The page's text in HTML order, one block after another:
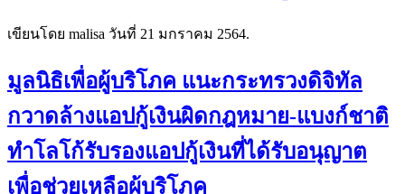
เขียนโดย malisa วันที่ 21 มกราคม 2564.
มูลนิธิเพื่อผู้บริโภค แนะกระทรวงดิจิทัล
กวาดล้างแอปกู้เงินผิดกฎหมาย-แบงก์ชาติ
ทำโลโก้รับรองแอปกู้เงินที่ได้รับอนุญาต
เพื่อช่วยเหลือผู้บริโภค